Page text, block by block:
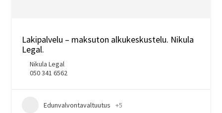
Lakipalvelu – maksuton alkukeskustelu. Nikula
Legal.
Nikula Legal
050 341 6562
Edunvalvontavaltuutus +5